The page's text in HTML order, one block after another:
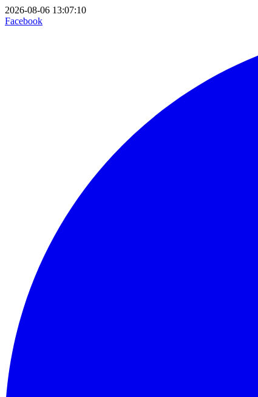
2026-08-06 13:07:10
Facebook